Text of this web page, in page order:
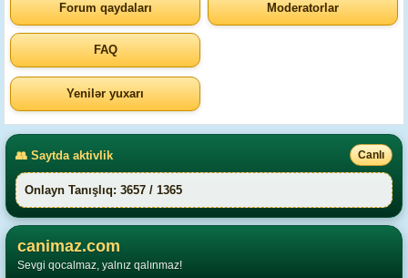
Forum qaydaları Moderatorlar
FAQ
Yenilər yuxarı
👥 Saytda aktivlik Canlı
Onlayn Tanışlıq: 3657 / 1365
canimaz.com
Sevgi qocalmaz, yalnız qalınmaz!